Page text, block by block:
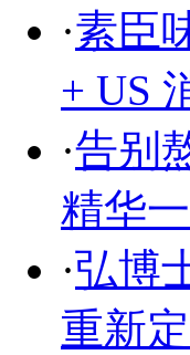
·素臣
+ US
·告别
精华
·弘博
重新